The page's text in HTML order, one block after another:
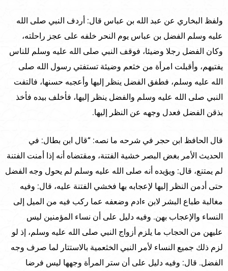
ولفظ البخاري عن عبد الله بن عباس قال: أردف النبي صلى الله
عليه وسلم الفضل بن عباس يوم النحر خلفه على عجز راحلته،
وكان الفضل رجلا وضيئا، فوقف النبي صلى الله عليه وسلم للناس
يفتيهم، وأقبلت امرأة من خثعم وضيئة تستفتي رسول الله صلى
الله عليه وسلم، فطفق الفضل ينظر إليها وأعجبه حسنها، فالتفت
النبي صلى الله عليه وسلم والفضل ينظر إليها، فأخلف بيده فأخذ
بذقن الفضل فعدل وجهه عن النظر إليها.
قال الحافظ ابن حجر في شرحه ما نصه: “قال ابن بطال: في
الحديث الأمر بغض البصر خشية الفتنة، ومقتضاه أنه إذا أمنت الفتنة
لم يمتنع، قال: ويؤيده أنه صلى الله عليه وسلم لم يحول وجه الفضل
حتى أدمن النظر إليها لإعجابه بها فخشي الفتنة عليه، قال: وفيه
مغالبة طباع البشر لابن ءادم وضعفه عما ركب فيه من الميل إلى
النساء والإعجاب بهن. وفيه دليل على أن نساء المؤمنين ليس
عليهن من الحجاب ما يلزم أزواج النبي صلى الله عليه وسلم، إذ لو
لزم ذلك جميع النساء لأمر النبي الخثعمية بالاستتار لما صرف وجه
الفضل. قال: وفيه دليل على أن ستر المرأة وجهها ليس فرضا